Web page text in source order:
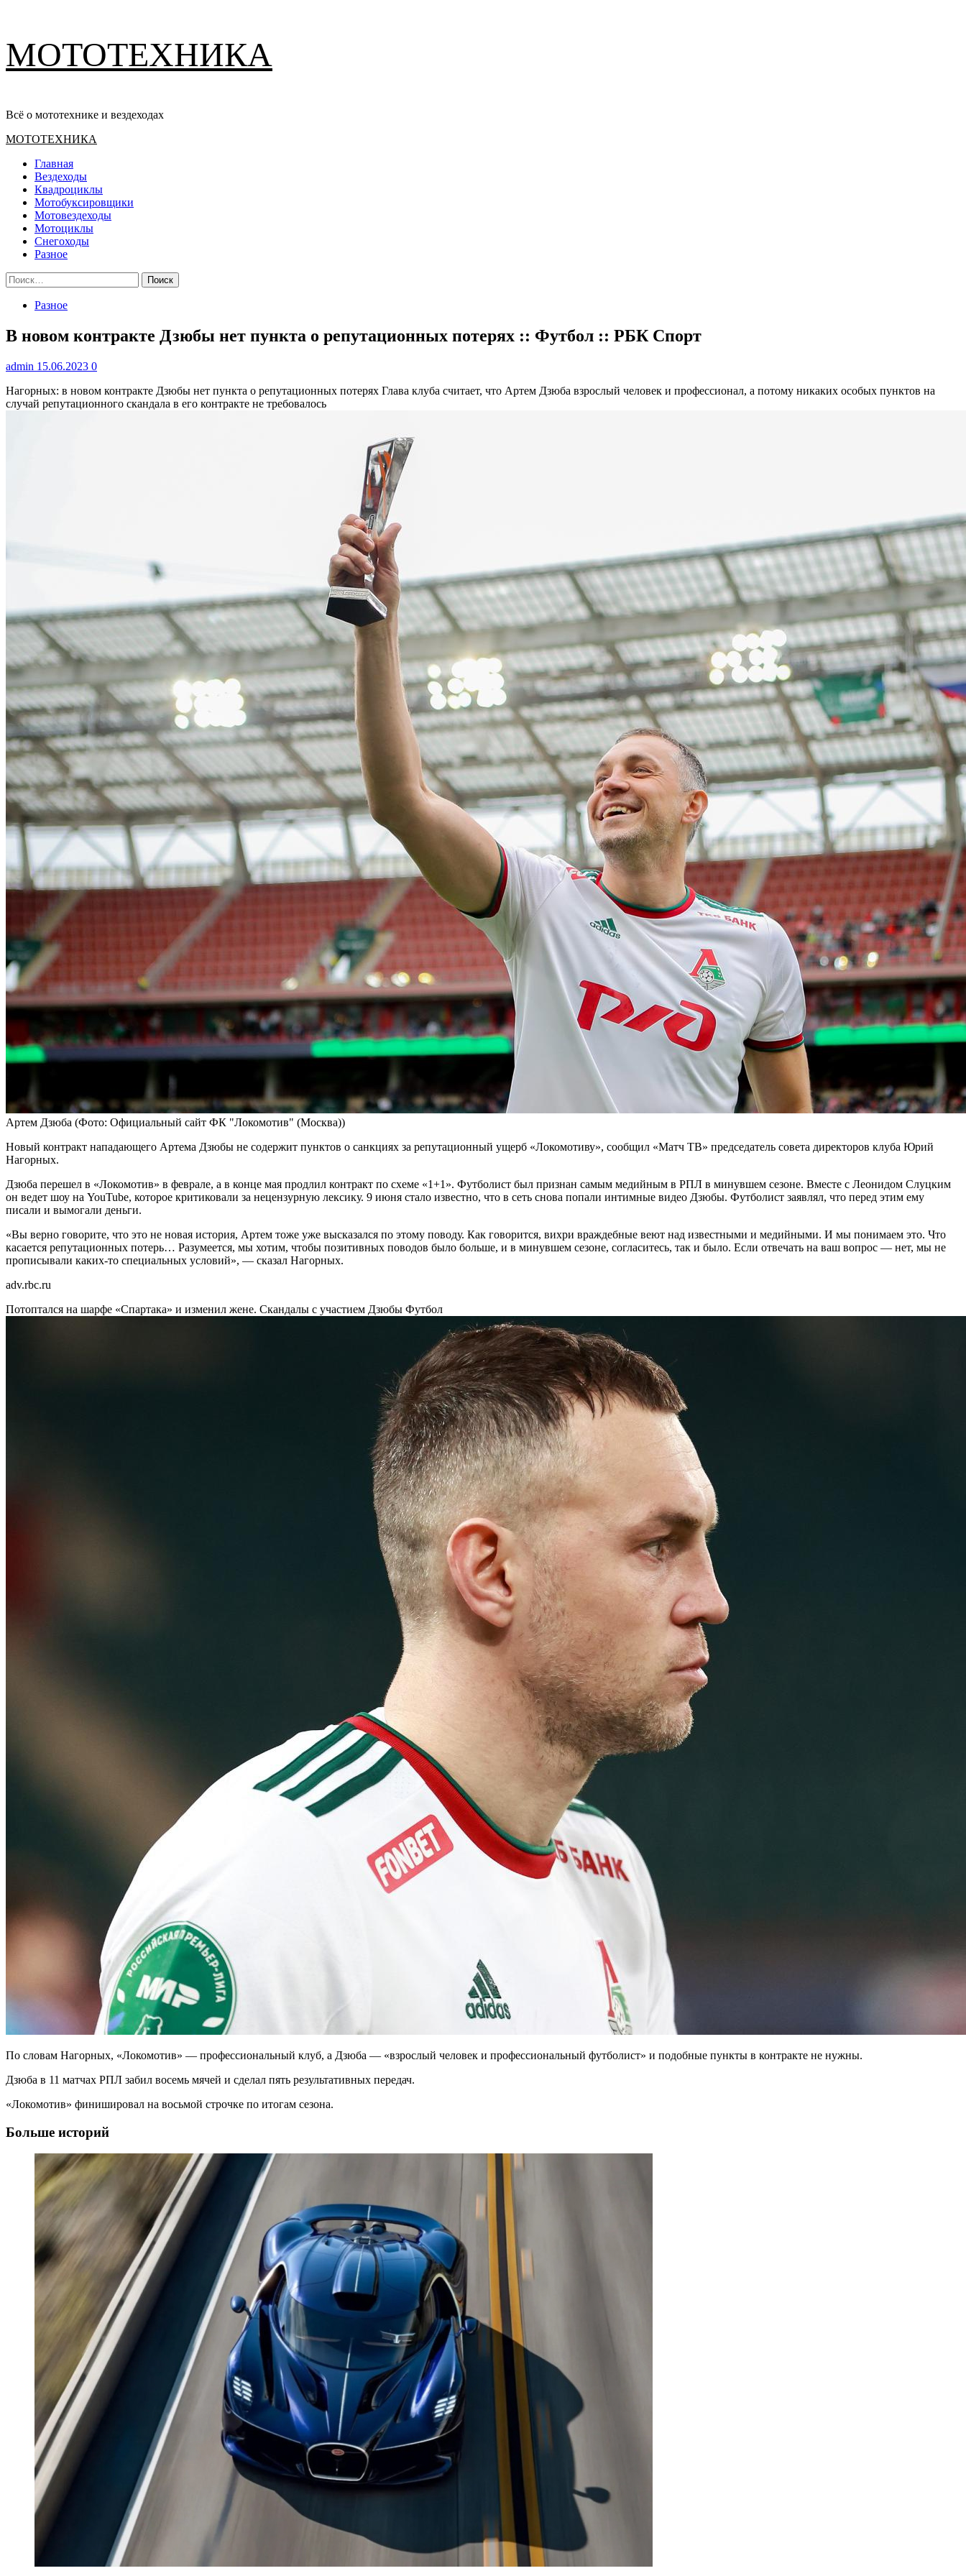
содержимому
МОТОТЕХНИКА
Всё о мототехнике и вездеходах
Основное
МОТОТЕХНИКА
Главная
Вездеходы
Квадроциклы
Мотобуксировщики
Мотовездеходы
Мотоциклы
Снегоходы
Разное
Найти:
Разное
В новом контракте Дзюбы нет пункта о репутационных потерях :: Футбол :: РБК Спорт
admin 15.06.2023 0
Нагорных: в новом контракте Дзюбы нет пункта о репутационных потерях Глава клуба считает, что Артем Дзюба взрослый человек и профессионал, а потому никаких особых пунктов на
случай репутационного скандала в его контракте не требовалось
Артем Дзюба (Фото: Официальный сайт ФК "Локомотив" (Москва))
Новый контракт нападающего Артема Дзюбы не содержит пунктов о санкциях за репутационный ущерб «Локомотиву», сообщил «Матч ТВ» председатель совета директоров клуба Юрий
Нагорных.
Дзюба перешел в «Локомотив» в феврале, а в конце мая продлил контракт по схеме «1+1». Футболист был признан самым медийным в РПЛ в минувшем сезоне. Вместе с Леонидом Слуцким
он ведет шоу на YouTube, которое критиковали за нецензурную лексику. 9 июня стало известно, что в сеть снова попали интимные видео Дзюбы. Футболист заявлял, что перед этим ему
писали и вымогали деньги.
«Вы верно говорите, что это не новая история, Артем тоже уже высказался по этому поводу. Как говорится, вихри враждебные веют над известными и медийными. И мы понимаем это. Что
касается репутационных потерь… Разумеется, мы хотим, чтобы позитивных поводов было больше, и в минувшем сезоне, согласитесь, так и было. Если отвечать на ваш вопрос — нет, мы не
прописывали каких‑то специальных условий», — сказал Нагорных.
adv.rbc.ru
Потоптался на шарфе «Спартака» и изменил жене. Скандалы с участием Дзюбы Футбол
По словам Нагорных, «Локомотив» — профессиональный клуб, а Дзюба — «взрослый человек и профессиональный футболист» и подобные пункты в контракте не нужны.
Дзюба в 11 матчах РПЛ забил восемь мячей и сделал пять результативных передач.
«Локомотив» финишировал на восьмой строчке по итогам сезона.
Больше историй